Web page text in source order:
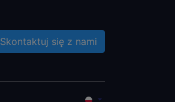
Skontaktuj się z nami